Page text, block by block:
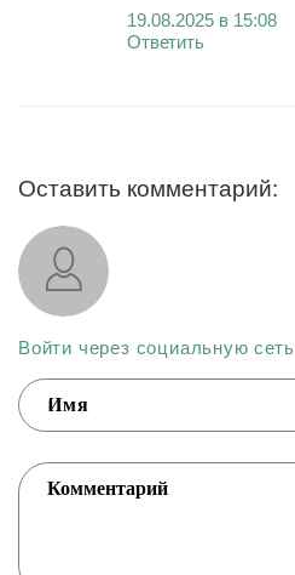
19.08.2025 в 15:08
Ответить
Оставить комментарий:
Войти через социальную сеть